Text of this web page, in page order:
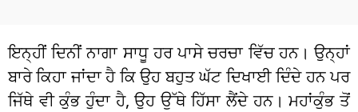
ਦੁਨੀਆ
ਚੋਣਾਂ 2026
ਇਨ੍ਹੀਂ ਦਿਨੀਂ ਨਾਗਾ ਸਾਧੂ ਹਰ ਪਾਸੇ ਚਰਚਾ ਵਿੱਚ ਹਨ। ਉਨ੍ਹਾਂ
ਬਾਰੇ ਕਿਹਾ ਜਾਂਦਾ ਹੈ ਕਿ ਉਹ ਬਹੁਤ ਘੱਟ ਦਿਖਾਈ ਦਿੰਦੇ ਹਨ ਪਰ
ਜਿੱਥੇ ਵੀ ਕੁੰਭ ਹੁੰਦਾ ਹੈ, ਉਹ ਉੱਥੇ ਹਿੱਸਾ ਲੈਂਦੇ ਹਨ। ਮਹਾਂਕੁੰਭ ​​ਤੋਂ